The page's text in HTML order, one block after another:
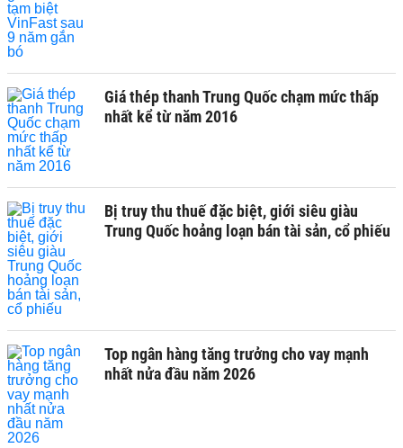
Giá thép thanh Trung Quốc chạm mức thấp
nhất kể từ năm 2016
Bị truy thu thuế đặc biệt, giới siêu giàu
Trung Quốc hoảng loạn bán tài sản, cổ phiếu
Top ngân hàng tăng trưởng cho vay mạnh
nhất nửa đầu năm 2026